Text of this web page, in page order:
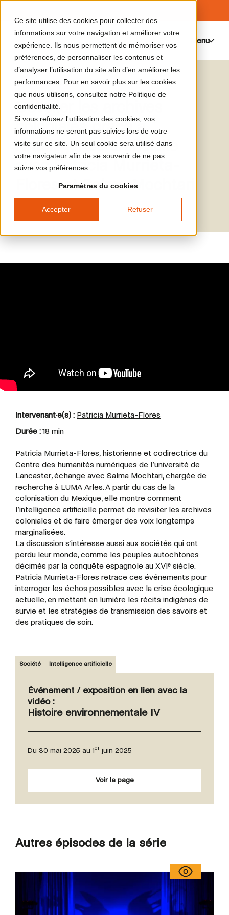
Ce site utilise des cookies pour collecter des
informations sur votre navigation et améliorer votre
expérience. Ils nous permettent de mémoriser vos
préférences, de personnaliser les contenus et
d’analyser l’utilisation du site afin d’en améliorer les
performances. Pour en savoir plus sur les cookies
que nous utilisons, consultez notre Politique de
confidentialité.
Si vous refusez l'utilisation des cookies, vos
informations ne seront pas suivies lors de votre
visite sur ce site. Un seul cookie sera utilisé dans
votre navigateur afin de se souvenir de ne pas
suivre vos préférences.
Paramètres du cookies
Accepter Refuser
Menu
Le catalogue de médiasPatricia Murrieta-Flores
Dévoiler les archives
coloniales grâce à
l'intelligence artificielle
avec Patricia Murrieta-
Flores et Salma Mochtari
Intervenant·e(s) : Patricia Murrieta-Flores
Durée :18 min
Patricia Murrieta-Flores, historienne et codirectrice du
Centre des humanités numériques de l’université de
Lancaster, échange avec Salma Mochtari, chargée de
recherche à LUMA Arles. À partir du cas de la
colonisation du Mexique, elle montre comment
l’intelligence artificielle permet de revisiter les archives
coloniales et de faire émerger des voix longtemps
marginalisées.
La discussion s’intéresse aussi aux sociétés qui ont
perdu leur monde, comme les peuples autochtones
décimés par la conquête espagnole au XVIᵉ siècle.
Patricia Murrieta-Flores retrace ces événements pour
interroger les échos possibles avec la crise écologique
actuelle, en mettant en lumière les récits indigènes de
survie et les stratégies de transmission des savoirs et
des pratiques de soin.
Société Intelligence artificielle
Événement / exposition en lien avec la
vidéo :
Histoire environnementale IV
Du 30 mai 2025 au 1er juin 2025
Voir la page
Autres épisodes de la série